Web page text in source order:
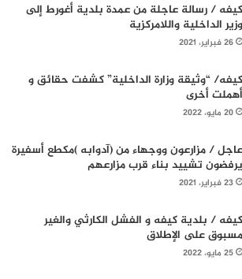
كيفه / رسالة عاجلة من عمدة بلدية أغورط إلى
وزير الداخلية واللامركزية
26 فبراير، 2021
كيفه/ “وثيقة وزارة الداخلية” كشفت حقائق و
أهملت أخرى
20 مايو، 2022
عاجل / مزارعون ووجهاء من (آدوابه )مكطع أسفيرة
يرفضون تشييد بناء قرب مزارعهم
23 فبراير، 2021
كيفه / بلدية كيفه و الفشل الكارثي والغير
مسبوق على الإطلاق
25 مايو، 2022